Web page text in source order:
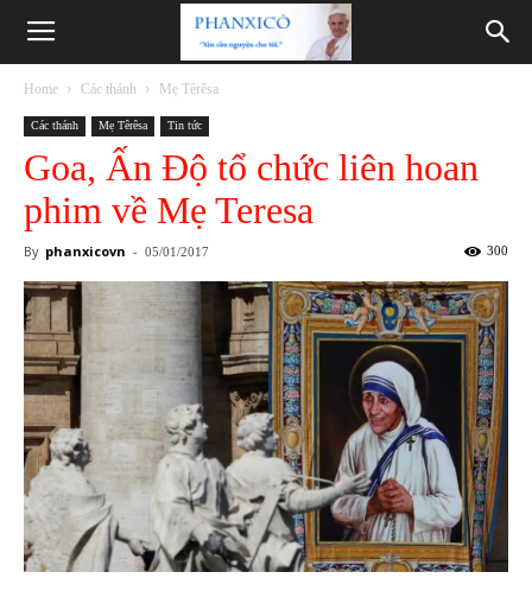
Phanxicô
Home Các thánh Mẹ Têrêsa
Các thánh Mẹ Têrêsa Tin tức
Goa, Ấn Độ tổ chức liên hoan
phim về Mẹ Teresa
By phanxicovn - 05/01/2017 300